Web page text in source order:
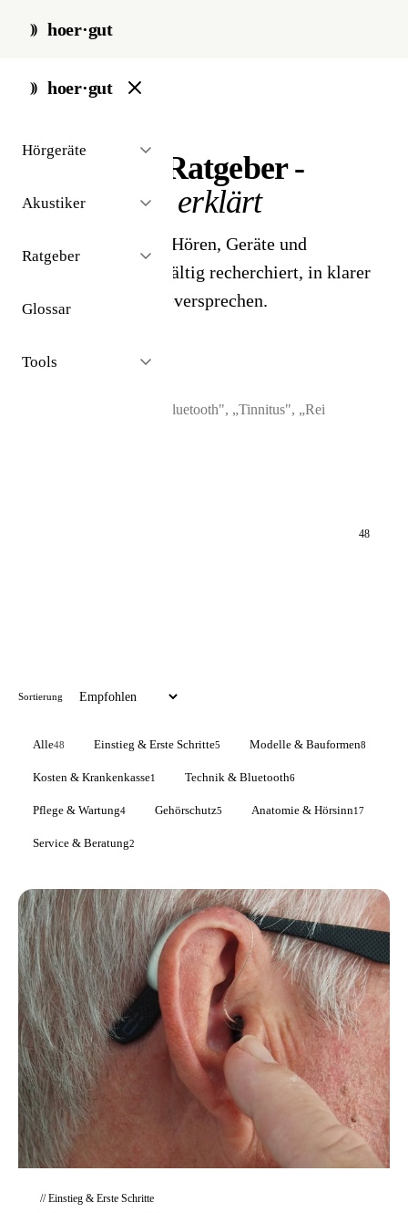
hoer·gut
hoer·gut
Hörgeräte
Akustiker
Ratgeber
Glossar
Tools
start / ratgeber
Hörgeräte-Ratgeber -
verständlich erklärt
48 Artikel rund ums Hören, Geräte und
Krankenkasse. Sorgfältig recherchiert, in klarer
Sprache, ohne Werbeversprechen.
48
Sortierung
Alle48 Einstieg & Erste Schritte5 Modelle & Bauformen8
Kosten & Krankenkasse1 Technik & Bluetooth6
Pflege & Wartung4 Gehörschutz5 Anatomie & Hörsinn17
Service & Beratung2
// Einstieg & Erste Schritte